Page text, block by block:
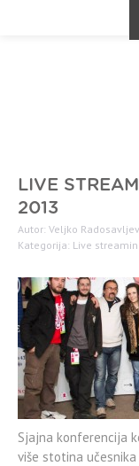
LIVE
2013
Autor: Veljko
Kategorija: Live
Sjajna konferencija
više stotina